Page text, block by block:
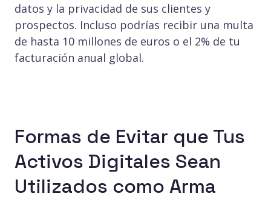
datos y la privacidad de sus clientes y
prospectos. Incluso podrías recibir una multa
de hasta 10 millones de euros o el 2% de tu
facturación anual global.
Formas de Evitar que Tus
Activos Digitales Sean
Utilizados como Arma